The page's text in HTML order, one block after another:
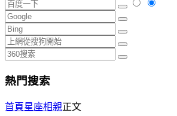
熱門搜索
首頁星座相親正文